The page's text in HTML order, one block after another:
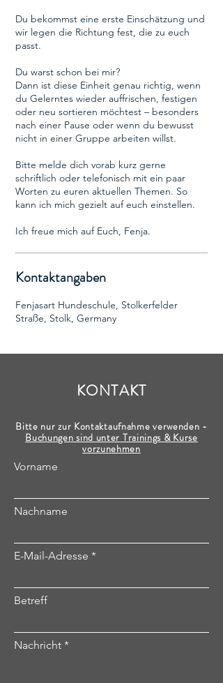
Du bekommst eine erste Einschätzung und
wir legen die Richtung fest, die zu euch
passt.
Du warst schon bei mir?
Dann ist diese Einheit genau richtig, wenn
du Gelerntes wieder auffrischen, festigen
oder neu sortieren möchtest – besonders
nach einer Pause oder wenn du bewusst
nicht in einer Gruppe arbeiten willst.
Bitte melde dich vorab kurz gerne
schriftlich oder telefonisch mit ein paar
Worten zu euren aktuellen Themen. So
kann ich mich gezielt auf euch einstellen.
Ich freue mich auf Euch, Fenja.
Kontaktangaben
Fenjasart Hundeschule, Stolkerfelder
Straße, Stolk, Germany
KONTAKT
Bitte nur zur Kontaktaufnahme verwenden -
Buchungen sind unter Trainings & Kurse
vorzunehmen
Vorname
Nachname
E-Mail-Adresse
Betreff
Nachricht